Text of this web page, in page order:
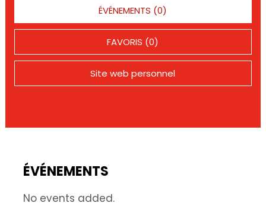
ÉVÉNEMENTS (0)
FAVORIS (0)
Site web personnel
ÉVÉNEMENTS
No events added.